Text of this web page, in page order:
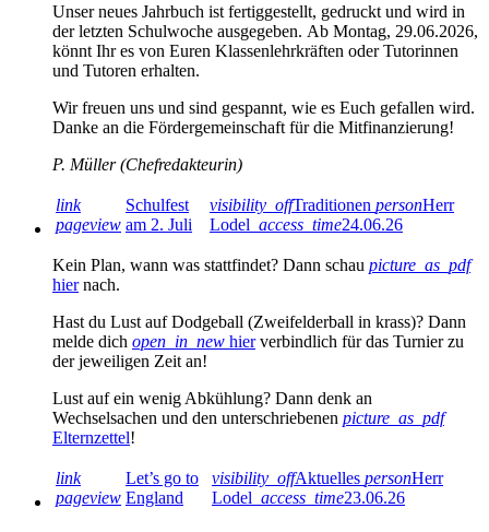
Unser neues Jahrbuch ist fertiggestellt, gedruckt und wird in
der letzten Schulwoche ausgegeben. Ab Montag, 29.06.2026,
könnt Ihr es von Euren Klassenlehrkräften oder Tutorinnen
und Tutoren erhalten.
Wir freuen uns und sind gespannt, wie es Euch gefallen wird.
Danke an die Fördergemeinschaft für die Mitfinanzierung!
P. Müller (Chefredakteurin)
link
pageview
Schulfest
am 2. Juli
visibility_offTraditionen personHerr
Lodel access_time24.06.26
Kein Plan, wann was stattfindet? Dann schau picture_as_pdf
hiernach.
Hast du Lust auf Dodgeball (Zweifelderball in krass)? Dann
melde dich open_in_new hierverbindlich für das Turnier zu
der jeweiligen Zeit an!
Lust auf ein wenig Abkühlung? Dann denk an
Wechselsachen und den unterschriebenen picture_as_pdf
Elternzettel!
link
pageview
Let’s go to
England
visibility_offAktuelles personHerr
Lodel access_time23.06.26